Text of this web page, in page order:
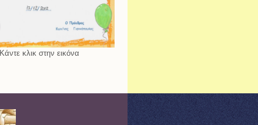
Κάντε κλικ στην εικόνα